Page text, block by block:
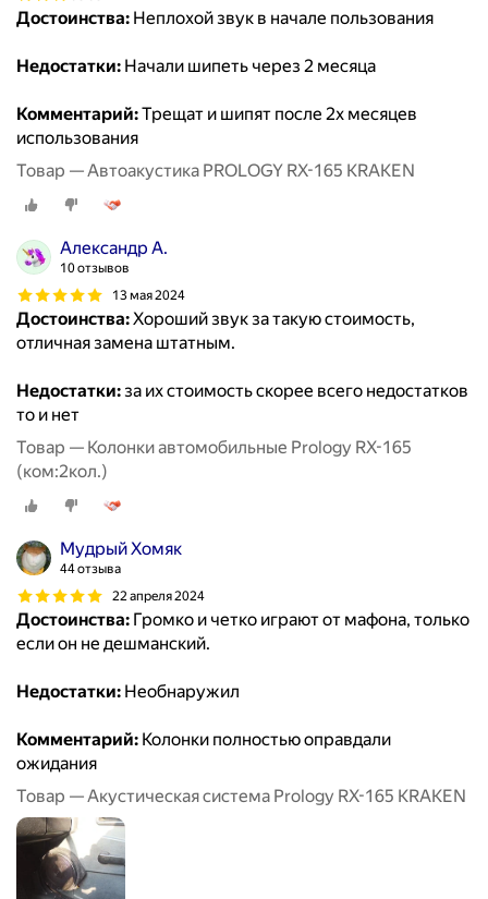
Достоинства: Неплохой звук в начале пользования
Недостатки: Начали шипеть через 2 месяца
Комментарий:Трещат и шипят после 2х месяцев
использования
Товар — Автоакустика PROLOGY RX-165 KRAKEN
Александр А.
10 отзывов
13 мая 2024
Достоинства:Хороший звук за такую стоимость,
отличная замена штатным.
Недостатки:за их стоимость скорее всего недостатков
то и нет
Товар — Колонки автомобильные Prology RX-165
(ком:2кол.)
Мудрый Хомяк
44 отзыва
22 апреля 2024
Достоинства: Громко и четко играют от мафона, только
если он не дешманский.
Недостатки: Необнаружил
Комментарий: Колонки полностью оправдали
ожидания
Товар — Акустическая система Prology RX-165 KRAKEN